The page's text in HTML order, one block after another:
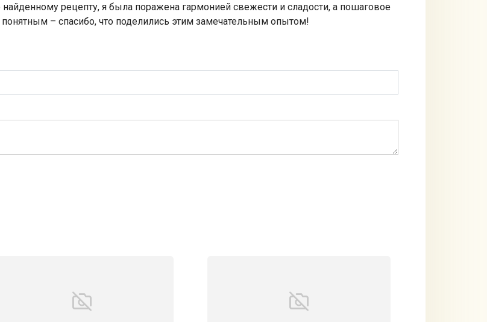
рецепту, я была поражена гармонией свежести и сладости, а пошаговое
– спасибо, что поделились этим замечательным опытом!